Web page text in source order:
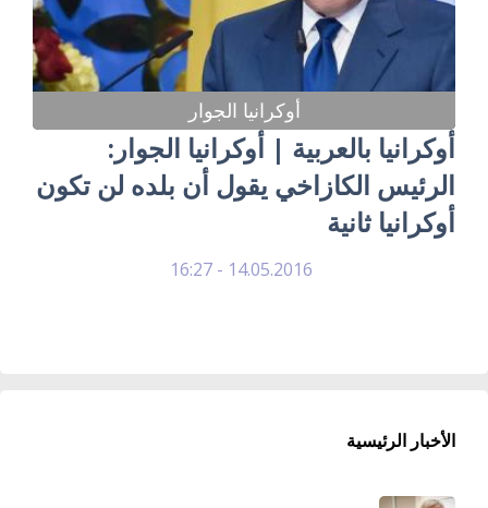
أوكرانيا الجوار
أوكرانيا بالعربية | أوكرانيا الجوار:
الرئيس الكازاخي يقول أن بلده لن تكون
أوكرانيا ثانية
14.05.2016 - 16:27
الأخبار الرئيسية